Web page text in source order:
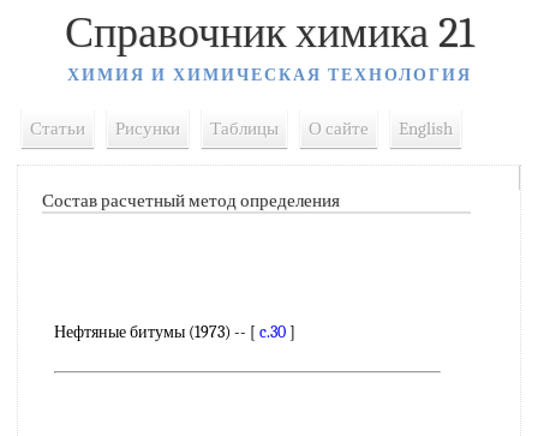
Справочник химика 21
ХИМИЯ И ХИМИЧЕСКАЯ ТЕХНОЛОГИЯ
Статьи Рисунки Таблицы О сайте English
Состав расчетный метод определения
Нефтяные битумы (1973) -- [ c.30]